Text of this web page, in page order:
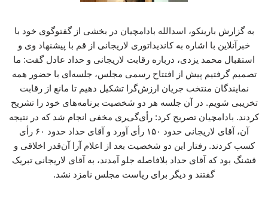
به گزارش بارینکو، اسدالله بادامچیان در بخشی از گفت­وگوی خود با
خبرآنلاین با اشاره به کاندیداتوری لاریجانی از قم با پیشنهاد وی و
استقبال محمد یزدی، درباره رقابت لاریجانی و حداد عادل گفت: ما
تصمیم گرفتیم پیش از افتتاح رسمی مجلس، جلسه‌ای با حضور همه
نمایندگان منتخب جریان ارزش‌گرا تشکیل دهیم تا مانع از رقابت
تخریبی شویم. در آن جلسه هر دو شخصیت برنامه‌های خود را تشریح
کردند. بادامچیان تصریح کرد: رأی‌گیری مخفی انجام شد که در نتیجه
آن، آقای لاریجانی حدود ۱۵۰ رأی آورد و آقای حداد حدود ۶۰ رأی
کسب کردند. رفتار این دو شخصیت بعد از اعلام آرا آن‌قدر اخلاقی و
قشنگ بود که آقای حداد بلافاصله جلو آمدند، به آقای لاریجانی تبریک
گفتند و دیگر برای ریاست مجلس نامزد نشد.